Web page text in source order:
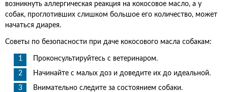
возникнуть аллергическая реакция на кокосовое масло, а у
собак, проглотивших слишком большое его количество, может
начаться диарея.
Советы по безопасности при даче кокосового масла собакам:
Проконсультируйтесь с ветеринаром.
Начинайте с малых доз и доведите их до идеальной.
Внимательно следите за состоянием собаки.